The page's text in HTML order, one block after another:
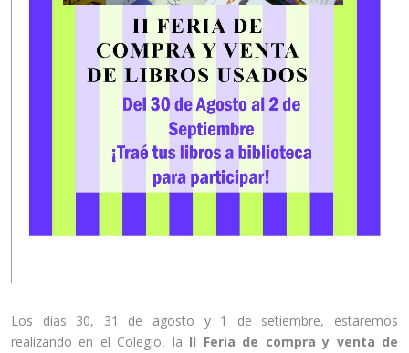
Los días 30, 31 de agosto y 1 de setiembre, estaremos
realizando en el Colegio, la II Feria de compra y venta de